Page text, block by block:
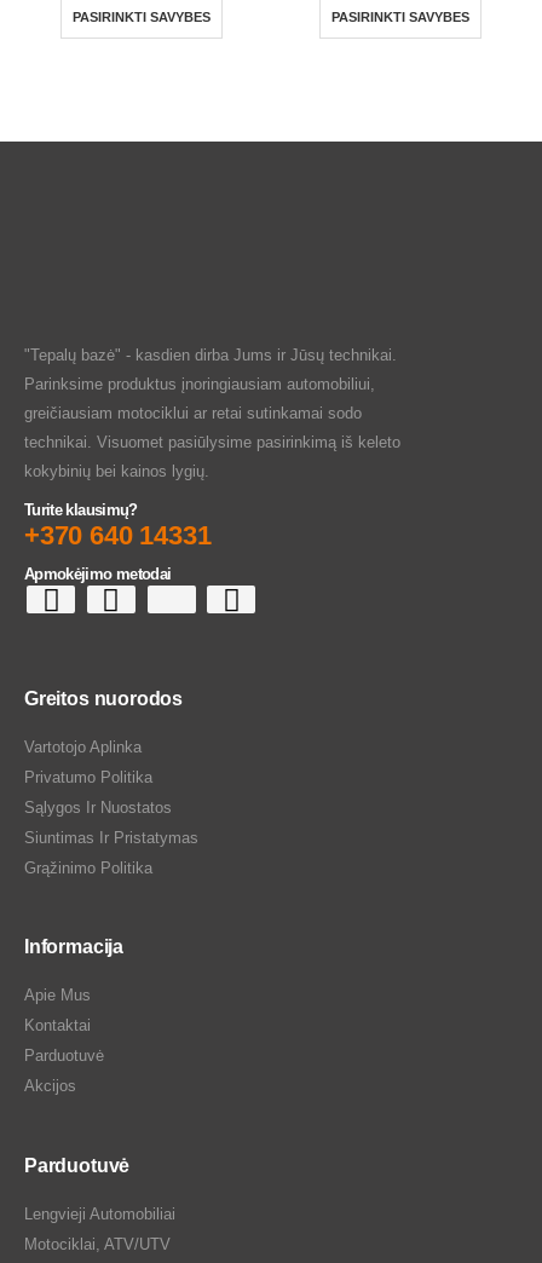
PASIRINKTI SAVYBES PASIRINKTI SAVYBES
"Tepalų bazė" - kasdien dirba Jums ir Jūsų technikai.
Parinksime produktus įnoringiausiam automobiliui,
greičiausiam motociklui ar retai sutinkamai sodo
technikai. Visuomet pasiūlysime pasirinkimą iš keleto
kokybinių bei kainos lygių.
Turite klausimų?
+370 640 14331
Apmokėjimo metodai
Greitos nuorodos
Vartotojo Aplinka
Privatumo Politika
Sąlygos Ir Nuostatos
Siuntimas Ir Pristatymas
Grąžinimo Politika
Informacija
Apie Mus
Kontaktai
Parduotuvė
Akcijos
Parduotuvė
Lengvieji Automobiliai
Motociklai, ATV/UTV